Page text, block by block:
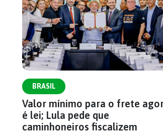
BRASIL
Valor mínimo para o frete
é lei; Lula pede que
caminhoneiros fiscalizem